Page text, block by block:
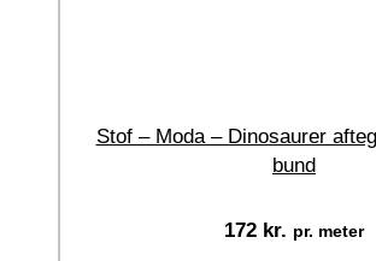
Stof – Moda – Dinosaurer
bund
172 kr. pr. meter